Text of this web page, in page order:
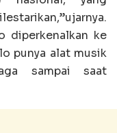
diperkenalkan ke
punya alat musik
sampai saat